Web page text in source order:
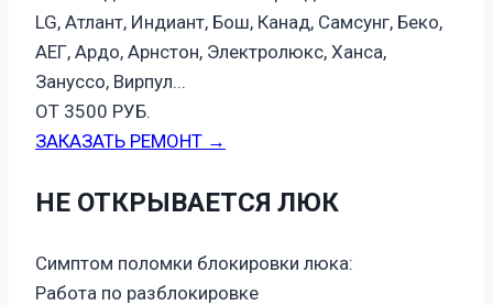
LG, Атлант, Индиант, Бош, Канад, Самсунг, Беко,
АЕГ, Ардо, Арнстон, Электролюкс, Ханса,
Зануссо, Вирпул...
ОТ 3500 РУБ.
ЗАКАЗАТЬ РЕМОНТ →
НЕ ОТКРЫВАЕТСЯ ЛЮК
Симптом поломки блокировки люка:
Работа по разблокировке